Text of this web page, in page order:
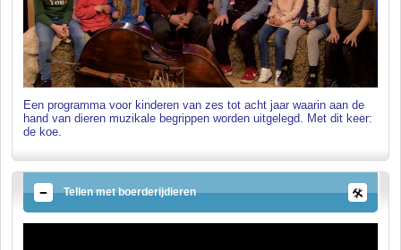
Een programma voor kinderen van zes tot acht jaar waarin aan de
hand van dieren muzikale begrippen worden uitgelegd. Met dit keer:
de koe.
Tellen met boerderijdieren